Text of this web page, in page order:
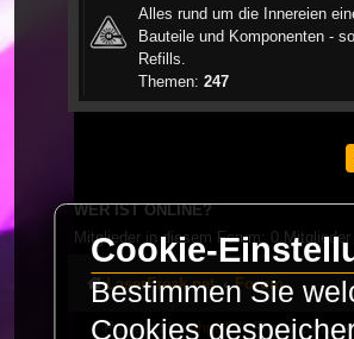
Alles rund um die Innereien
Bauteile und Komponenten -
Refills.
Themen: 247
WER IST ONLINE?
Mitglieder in diesem Forum: 0
LaserFreak.net Forum
Powered byphpBB® Forum
Cookie-
Bestimmen Sie
Cookies